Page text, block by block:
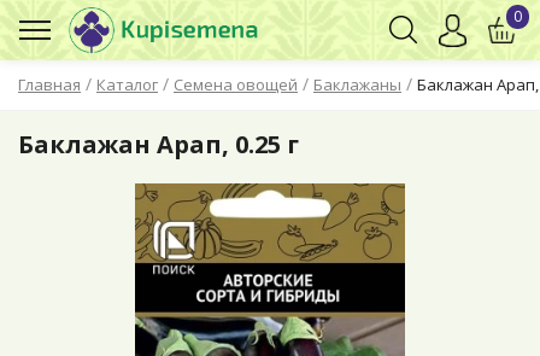
Главная / Каталог / Семена овощей / Баклажаны / Баклажан Арап,
0
Баклажан Арап, 0.25 г